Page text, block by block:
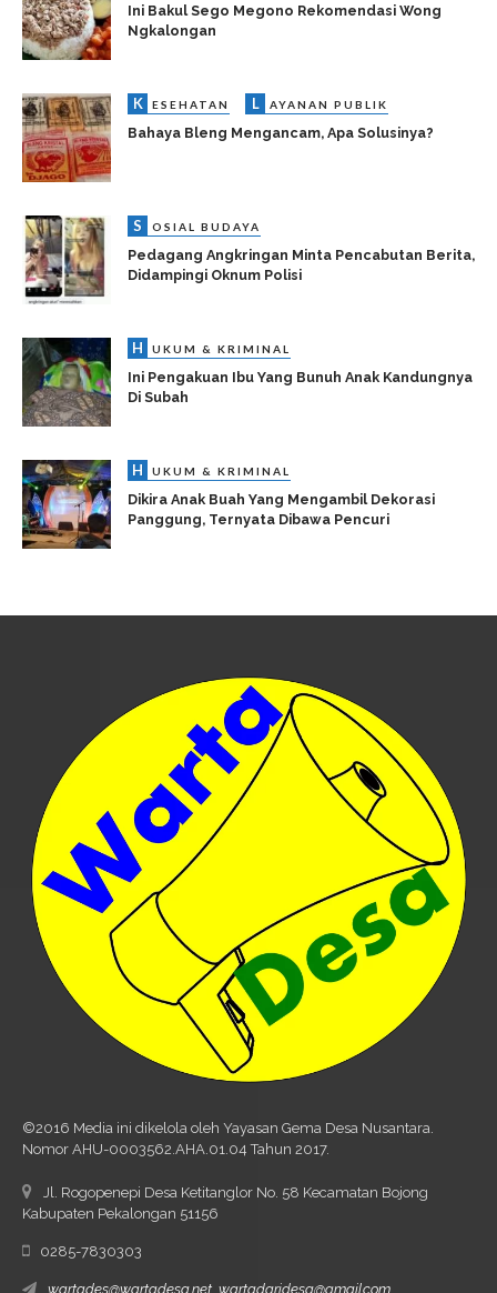
Ini Bakul Sego Megono Rekomendasi Wong
Ngkalongan
K ESEHATAN L AYANAN PUBLIK
Bahaya Bleng Mengancam, Apa Solusinya?
S OSIAL BUDAYA
Pedagang Angkringan Minta Pencabutan Berita,
Didampingi Oknum Polisi
H UKUM & KRIMINAL
Ini Pengakuan Ibu Yang Bunuh Anak Kandungnya
Di Subah
H UKUM & KRIMINAL
Dikira Anak Buah Yang Mengambil Dekorasi
Panggung, Ternyata Dibawa Pencuri
©2016 Media ini dikelola oleh Yayasan Gema Desa Nusantara.
Nomor AHU-0003562.AHA.01.04 Tahun 2017.
Jl. Rogopenepi Desa Ketitanglor No. 58 Kecamatan Bojong
Kabupaten Pekalongan 51156
0285-7830303
wartades@wartadesa.net, wartadaridesa@gmail.com